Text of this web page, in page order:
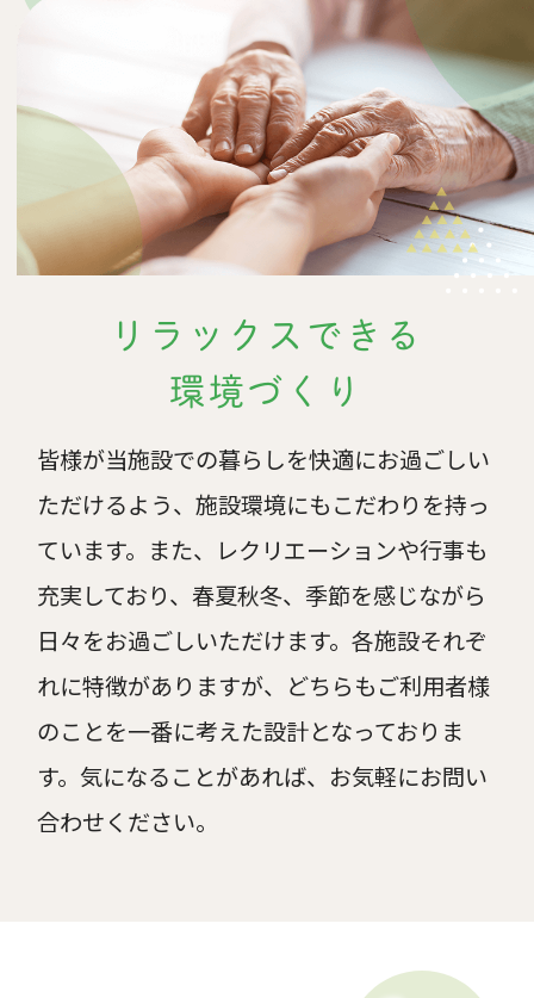
リラックスできる
環境づくり
皆様が当施設での暮らしを快適にお過ごしい
ただけるよう、施設環境にもこだわりを持っ
ています。また、レクリエーションや行事も
充実しており、春夏秋冬、季節を感じながら
日々をお過ごしいただけます。各施設それぞ
れに特徴がありますが、どちらもご利用者様
のことを一番に考えた設計となっておりま
す。気になることがあれば、お気軽にお問い
合わせください。